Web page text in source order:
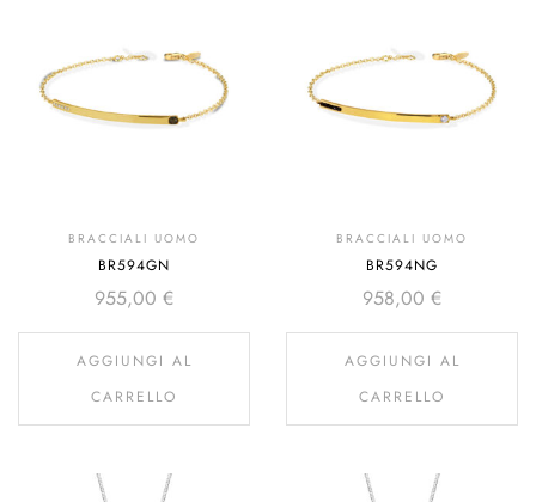
BRACCIALI UOMO
BR594GN
955,00 €
AGGIUNGI AL
CARRELLO
BRACCIALI UOMO
BR594NG
958,00 €
AGGIUNGI AL
CARRELLO